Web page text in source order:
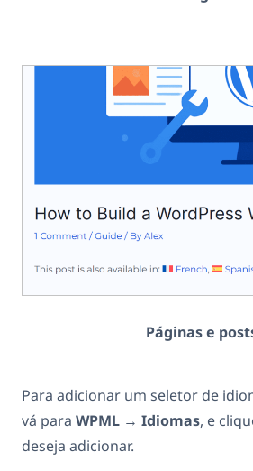
Páginas e
Para adicionar um seletor de
vá para WPML → Idiomas, e
deseja adicionar.